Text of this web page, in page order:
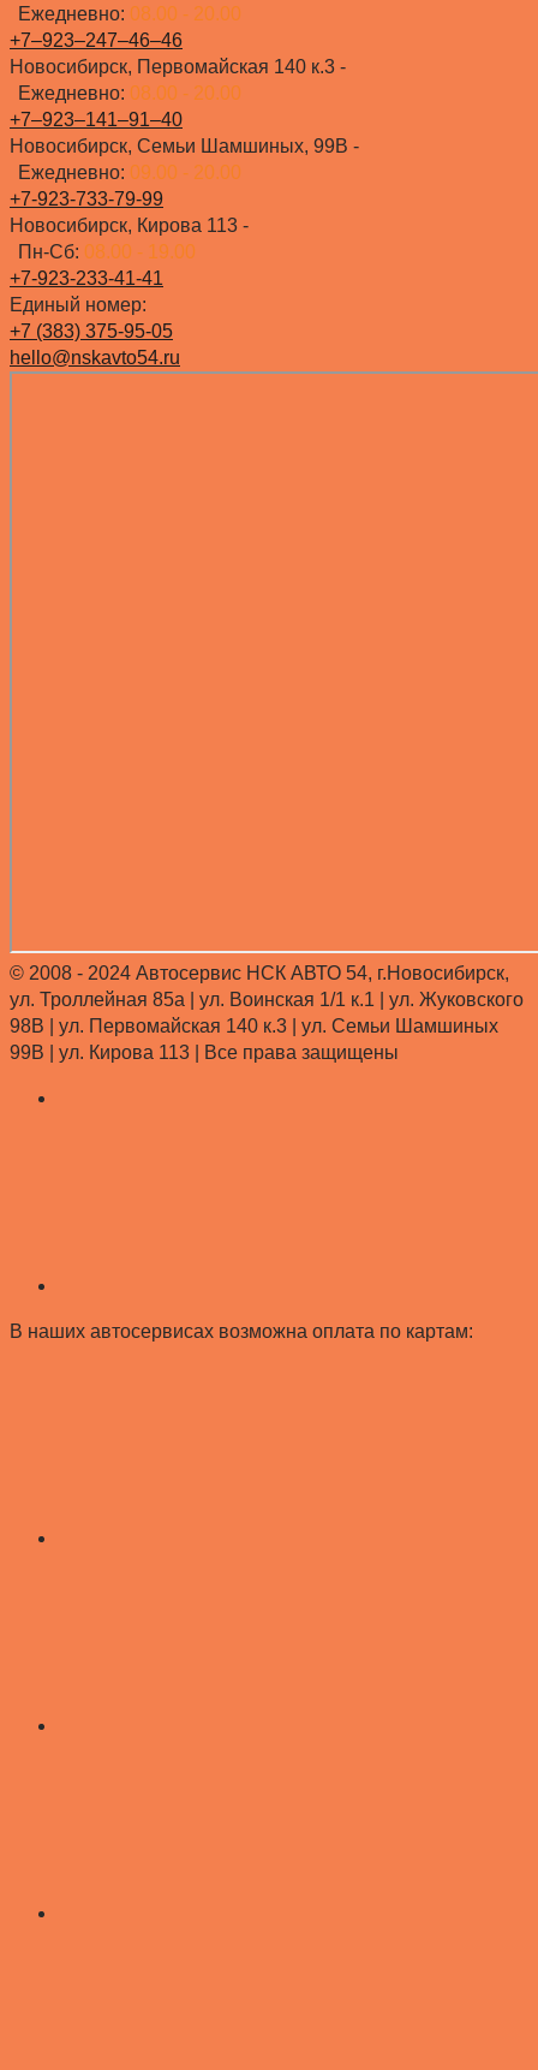
Ежедневно: 08.00 - 20.00
+7‒923‒247‒46‒46
Новосибирск, Первомайская 140 к.3 -
Ежедневно: 08.00 - 20.00
+7‒923‒141‒91‒40
Новосибирск, Семьи Шамшиных, 99В -
Ежедневно: 09.00 - 20.00
+7-923-733-79-99
Новосибирск, Кирова 113 -
Пн-Сб: 08.00 - 19.00
+7-923-233-41-41
Единый номер:
+7 (383) 375-95-05
hello@nskavto54.ru
© 2008 - 2024 Автосервис НСК АВТО 54, г.Новосибирск,
ул. Троллейная 85а | ул. Воинская 1/1 к.1 | ул. Жуковского
98В | ул. Первомайская 140 к.3 | ул. Семьи Шамшиных
99В | ул. Кирова 113 |
Все права защищены
В наших автосервисах возможна оплата по картам: